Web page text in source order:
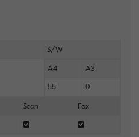
S/W
A4 A3
55 0
Scan Fax